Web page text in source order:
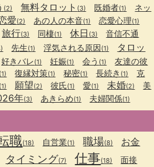
(2) 無料タロット (3) 既婚者(1)
ネッ
愛(2) あの人の本音(1) 恋愛心理(1)
旅行(3) 同棲(1) 休日 (3) 音信不通
先生(1) 浮気される原因(1)
タロッ
好きバレ(1) 妊娠(1) 会う (1)
友達の彼
(1) 復縁対策(1) 秘密(1) 長続き (1)
克
(1) 願望(2) 彼氏(1) 愛(1) 未婚(2)
美
年(3) あきらめ(1) 夫婦関係(1)
職(18) 自営業(1) 職場(8) お金
タイミング(7) 仕事(18) 面接